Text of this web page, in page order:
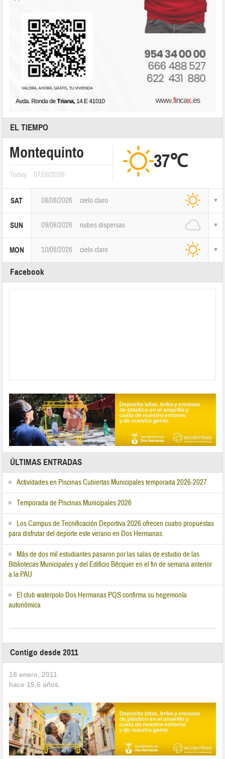
EL TIEMPO
Montequinto
Today 07/08/2026
37℃
SAT 08/08/2026 cielo claro
SUN 09/08/2026 nubes dispersas
MON 10/08/2026 cielo claro
Facebook
ÚLTIMAS ENTRADAS
Actividades en Piscinas Cubiertas Municipales temporada 2026-2027
Temporada de Piscinas Municipales 2026
Los Campus de Tecnificación Deportiva 2026 ofrecen cuatro propuestas
para disfrutar del deporte este verano en Dos Hermanas
Más de dos mil estudiantes pasaron por las salas de estudio de las
Bibliotecas Municipales y del Edificio Bécquer en el fin de semana anterior
a la PAU
El club waterpolo Dos Hermanas PQS confirma su hegemonía
autonómica
Contigo desde 2011
18 enero, 2011
hace 15,6 años.